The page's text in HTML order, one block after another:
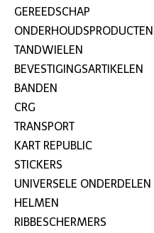
GEREEDSCHAP
ONDERHOUDSPRODUCTEN
TANDWIELEN
BEVESTIGINGSARTIKELEN
BANDEN
CRG
TRANSPORT
KART REPUBLIC
STICKERS
UNIVERSELE ONDERDELEN
HELMEN
RIBBESCHERMERS